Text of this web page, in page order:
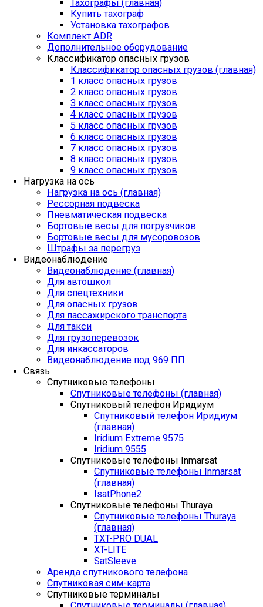
Тахографы (главная)
Купить тахограф
Установка тахографов
Комплект ADR
Дополнительное оборудование
Классификатор опасных грузов
Классификатор опасных грузов (главная)
1 класс опасных грузов
2 класс опасных грузов
3 класс опасных грузов
4 класс опасных грузов
5 класс опасных грузов
6 класс опасных грузов
7 класс опасных грузов
8 класс опасных грузов
9 класс опасных грузов
Нагрузка на ось
Нагрузка на ось (главная)
Рессорная подвеска
Пневматическая подвеска
Бортовые весы для погрузчиков
Бортовые весы для мусоровозов
Штрафы за перегруз
Видеонаблюдение
Видеонаблюдение (главная)
Для автошкол
Для спецтехники
Для опасных грузов
Для пассажирского транспорта
Для такси
Для грузоперевозок
Для инкассаторов
Видеонаблюдение под 969 ПП
Связь
Спутниковые телефоны
Спутниковые телефоны (главная)
Спутниковый телефон Иридиум
Спутниковый телефон Иридиум
(главная)
Iridium Extreme 9575
Iridium 9555
Спутниковые телефоны Inmarsat
Спутниковые телефоны Inmarsat
(главная)
IsatPhone2
Спутниковые телефоны Thuraya
Спутниковые телефоны Thuraya
(главная)
TXT-PRO DUAL
XT-LITE
SatSleeve
Аренда спутникового телефона
Спутниковая сим-карта
Спутниковые терминалы